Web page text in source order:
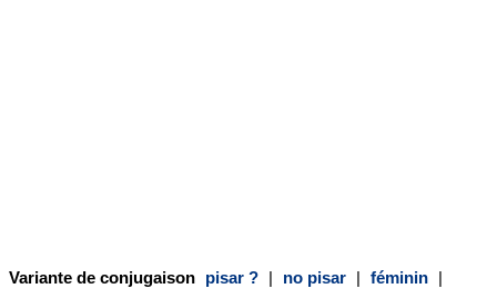
Variante de conjugaison pisar ? | no pisar | féminin |